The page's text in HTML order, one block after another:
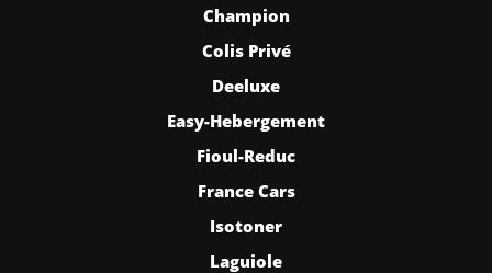
Champion
Colis Privé
Deeluxe
Easy-Hebergement
Fioul-Reduc
France Cars
Isotoner
Laguiole